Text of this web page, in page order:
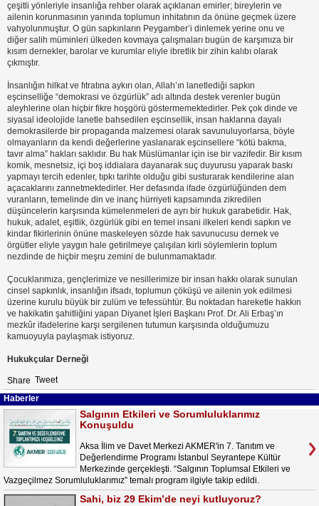
çeşitli yönleriyle insanlığa rehber olarak açıklanan emirler; bireylerin ve
ailenin korunmasının yanında toplumun inhitatının da önüne geçmek üzere
vahyolunmuştur. O gün sapkınların Peygamber’i dinlemek yerine onu ve
diğer salih müminleri ülkeden kovmaya çalışmaları bugün de karşımıza bir
kısım dernekler, barolar ve kurumlar eliyle ibretlik bir zihin kalıbı olarak
çıkmıştır.
İnsanlığın hilkat ve fıtratına aykırı olan, Allah’ın lanetlediği sapkın
eşcinselliğe “demokrasi ve özgürlük” adı altında destek verenler bugün
aleyhlerine olan hiçbir fikre hoşgörü göstermemektedirler. Pek çok dinde ve
siyasal ideolojide lanetle bahsedilen eşcinsellik, insan haklarına dayalı
demokrasilerde bir propaganda malzemesi olarak savunuluyorlarsa, böyle
olmayanların da kendi değerlerine yaslanarak eşcinsellere “kötü bakma,
tavır alma” hakları saklıdır. Bu hak Müslümanlar için ise bir vazifedir. Bir kısım
komik, mesnetsiz, içi boş iddialara dayanarak suç duyurusu yaparak baskı
yapmayı tercih edenler, tıpkı tarihte olduğu gibi susturarak kendilerine alan
açacaklarını zannetmektedirler. Her defasında ifade özgürlüğünden dem
vuranların, temelinde din ve inanç hürriyeti kapsamında zikredilen
düşüncelerin karşısında kümelenmeleri de ayrı bir hukuk garabetidir. Hak,
hukuk, adalet, eşitlik, özgürlük gibi en temel insani ilkeleri kendi sapkın ve
kindar fikirlerinin önüne maskeleyen sözde hak savunucusu dernek ve
örgütler eliyle yaygın hale getirilmeye çalışılan kirli söylemlerin toplum
nezdinde de hiçbir meşru zemini de bulunmamaktadır.
Çocuklarımıza, gençlerimize ve nesillerimize bir insan hakkı olarak sunulan
cinsel sapkınlık, insanlığın ifsadı, toplumun çöküşü ve ailenin yok edilmesi
üzerine kurulu büyük bir zulüm ve tefessühtür. Bu noktadan hareketle hakkın
ve hakikatin şahitliğini yapan Diyanet İşleri Başkanı Prof. Dr. Ali Erbaş’ın
mezkûr ifadelerine karşı sergilenen tutumun karşısında olduğumuzu
kamuoyuyla paylaşmak istiyoruz.
Hukukçular Derneği
Share Tweet
Haberler
Salgının Etkileri ve Sorumluluklarımız
Konuşuldu
Aksa İlim ve Davet Merkezi AKMER'in 7. Tanıtım ve
Değerlendirme Programı İstanbul Seyrantepe Kültür
Merkezinde gerçekleşti. “Salgının Toplumsal Etkileri ve
Vazgeçilmez Sorumluluklarımız” temalı program ilgiyle takip edildi.
Sahi, biz 29 Ekim’de neyi kutluyoruz?